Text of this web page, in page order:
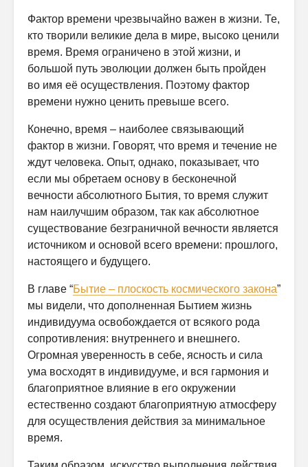
Фактор времени чрезвычайно важен в жизни. Те,
кто творили великие дела в мире, высоко ценили
время. Время ограничено в этой жизни, и
большой путь эволюции должен быть пройден
во имя её осуществления. Поэтому фактор
времени нужно ценить превыше всего.
Конечно, время – наиболее связывающий
фактор в жизни. Говорят, что время и течение не
ждут человека. Опыт, однако, показывает, что
если мы обретаем основу в бесконечной
вечности абсолютного Бытия, то время служит
нам наилучшим образом, так как абсолютное
существование безграничной вечности является
источником и основой всего времени: прошлого,
настоящего и будущего.
В главе “Бытие – плоскость космического закона”
мы видели, что дополненная Бытием жизнь
индивидуума освобождается от всякого рода
сопротивления: внутреннего и внешнего.
Огромная уверенность в себе, ясность и сила
ума восходят в индивидууме, и вся гармония и
благоприятное влияние в его окружении
естественно создают благоприятную атмосферу
для осуществления действия за минимальное
время.